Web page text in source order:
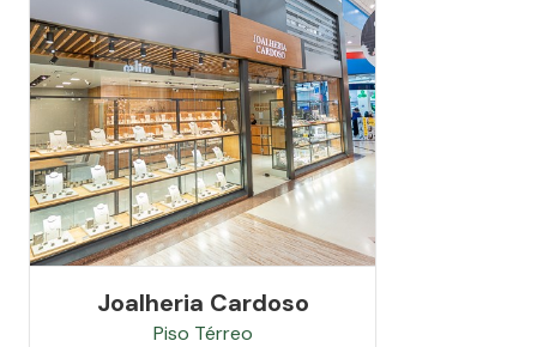
Joalheria Cardoso
Piso Térreo